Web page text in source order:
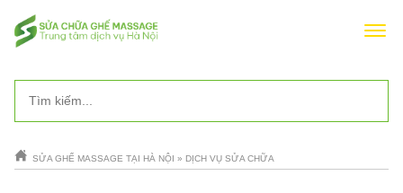
SỬA GHẾ MASSAGE TẠI HÀ NỘI » DỊCH VỤ SỬA CHỮA